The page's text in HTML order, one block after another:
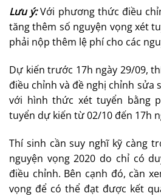
Lưu ý: Với phương thức điều
tăng thêm số nguyện vọng xét
phải nộp thêm lệ phí cho các
Dự kiến trước 17h ngày 29/09,
điều chỉnh và đề nghị chỉnh sửa
với hình thức xét tuyển bằng
tuyển dự kiến từ 02/10 đến 17h
Thí sinh cần suy nghĩ kỹ càng
nguyện vọng 2020 do chỉ có
điều chỉnh. Bên cạnh đó, cần
vọng để có thể đạt được kết